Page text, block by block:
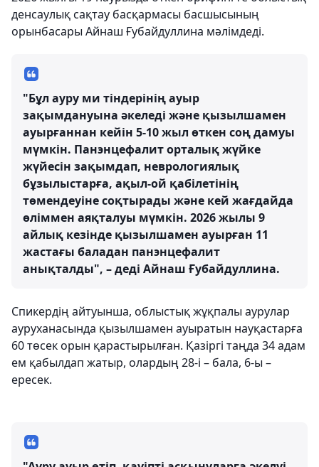
денсаулық сақтау басқармасы басшысының
орынбасары Айнаш Ғубайдуллина мәлімдеді.
"Бұл ауру ми тіндерінің ауыр
зақымдануына әкеледі және қызылшамен
ауырғаннан кейін 5-10 жыл өткен соң дамуы
мүмкін. Панэнцефалит орталық жүйке
жүйесін зақымдап, неврологиялық
бұзылыстарға, ақыл-ой қабілетінің
төмендеуіне соқтырады және кей жағдайда
өліммен аяқталуы мүмкін. 2026 жылы 9
айлық кезінде қызылшамен ауырған 11
жастағы баладан панэнцефалит
анықталды", – деді Айнаш Ғубайдуллина.
Спикердің айтуынша, облыстық жұқпалы аурулар
ауруханасында қызылшамен ауыратын науқастарға
60 төсек орын қарастырылған. Қазіргі таңда 34 адам
ем қабылдап жатыр, олардың 28-і – бала, 6-ы –
ересек.